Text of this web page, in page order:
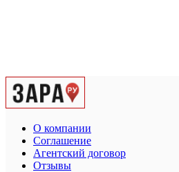
О компании
Соглашение
Агентский договор
Отзывы